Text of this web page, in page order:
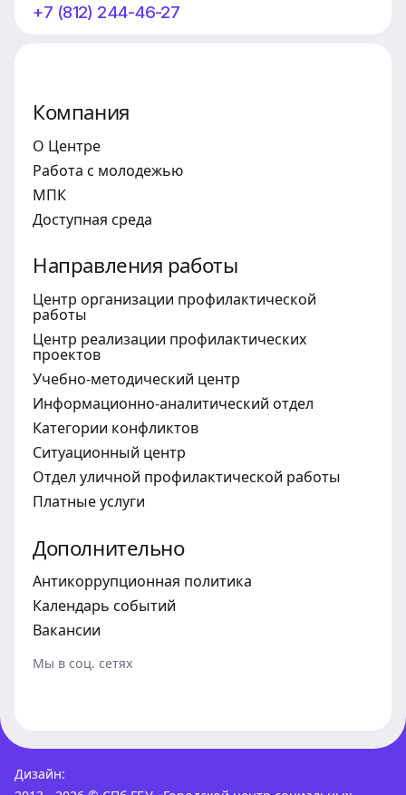
+7 (812) 244-46-27
Компания
О Центре
Работа с молодежью
МПК
Доступная среда
Направления работы
Центр организации профилактической
работы
Центр реализации профилактических
проектов
Учебно-методический центр
Информационно-аналитический отдел
Категории конфликтов
Ситуационный центр
Отдел уличной профилактической работы
Платные услуги
Дополнительно
Антикоррупционная политика
Календарь событий
Вакансии
Мы в соц. сетях
Дизайн: